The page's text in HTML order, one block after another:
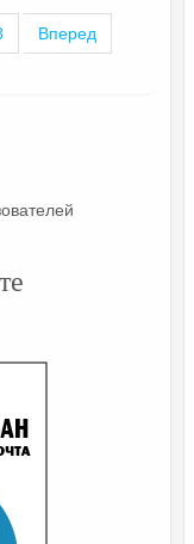
Вперед